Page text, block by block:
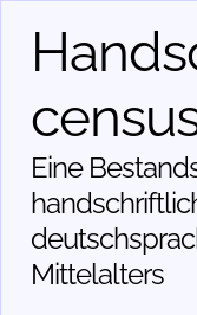
Eine
Mittelalters